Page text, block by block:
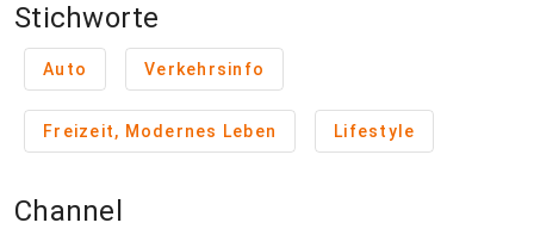
Stichworte
Auto Verkehrsinfo
Freizeit, Modernes Leben Lifestyle
Channel